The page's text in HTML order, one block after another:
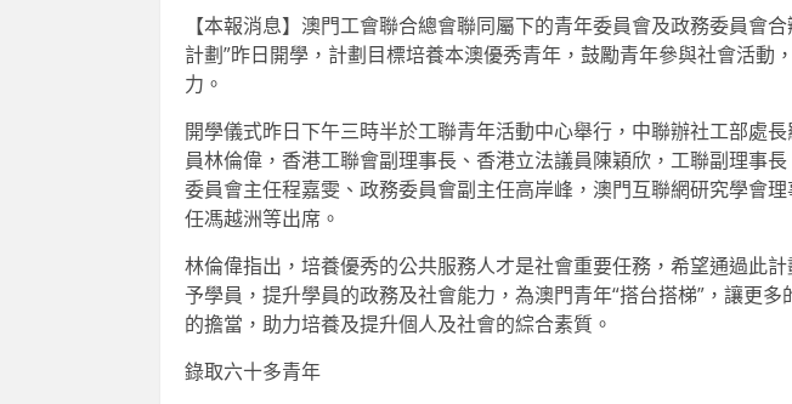
【本報消息】澳門工會聯合總會聯同屬下的青年委員會及政務委員會
計劃”昨日開學，計劃目標培養本澳優秀青年，鼓勵青年參與社會活動
力。
開學儀式昨日下午三時半於工聯青年活動中心舉行，中聯辦社工部處
員林倫偉，香港工聯會副理事長、香港立法議員陳穎欣，工聯副理事
委員會主任程嘉雯、政務委員會副主任高岸峰，澳門互聯網研究學會
任馮越洲等出席。
林倫偉指出，培養優秀的公共服務人才是社會重要任務，希望通過此
予學員，提升學員的政務及社會能力，為澳門青年“搭台搭梯”，讓更
的擔當，助力培養及提升個人及社會的綜合素質。
錄取六十多青年